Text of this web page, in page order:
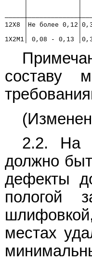
12Х8 │Не более
1Х2М1│ 0,08 - 0,13
составу
2.2. На
должно
дефекты
пологой
местах